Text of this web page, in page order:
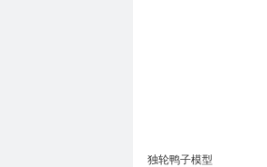
独轮鸭子模型